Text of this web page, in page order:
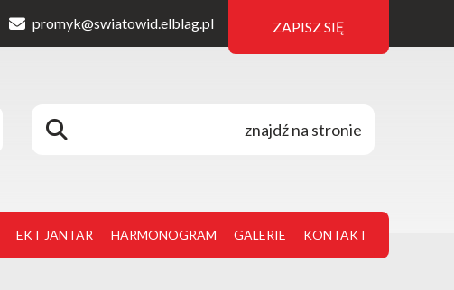
promyk@swiatowid.elblag.pl ZAPISZ SIĘ
EKT JANTAR HARMONOGRAM GALERIE KONTAKT